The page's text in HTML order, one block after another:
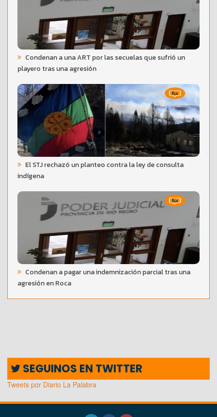
Condenan a una ART por las secuelas que sufrió un
playero tras una agresión
El STJ rechazó un planteo contra la ley de consulta
indígena
Condenan a pagar una indemnización parcial tras una
agresión en Roca
SEGUINOS EN TWITTER
Tweets por Diario La Palabra